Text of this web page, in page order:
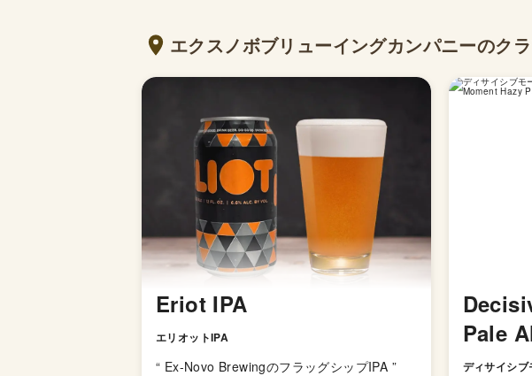
エクスノボブリューイングカンパニーのク
Eriot IPA
エリオットIPA
“ Ex-Novo BrewingのフラッグシップIPA ”
Pale
ディサイシ